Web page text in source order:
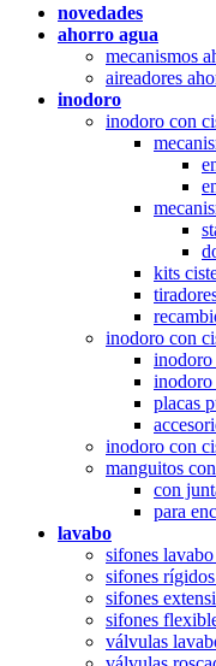
novedades
ahorro agua
mecanismos
aireadores
inodoro
inodoro con
kits
inodoro con
inodoro
inodoro
placas
inodoro con
manguitos
con
para
lavabo
sifones
sifones
sifones
sifones
válvulas